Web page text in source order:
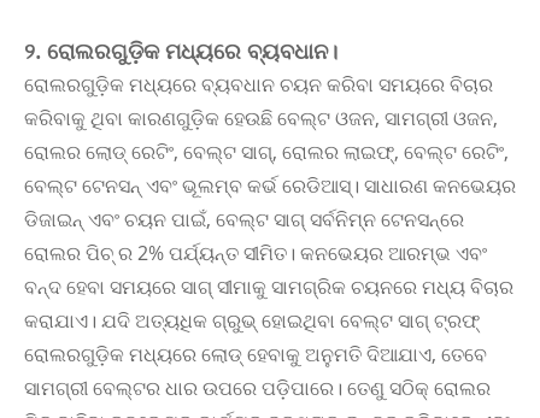
୨. ରୋଲରଗୁଡ଼ିକ ମଧ୍ୟରେ ବ୍ୟବଧାନ।
ରୋଲରଗୁଡ଼ିକ ମଧ୍ୟରେ ବ୍ୟବଧାନ ଚୟନ କରିବା ସମୟରେ ବିଚାର
କରିବାକୁ ଥିବା କାରଣଗୁଡ଼ିକ ହେଉଛି ବେଲ୍ଟ ଓଜନ, ସାମଗ୍ରୀ ଓଜନ,
ରୋଲର ଲୋଡ୍ ରେଟିଂ, ବେଲ୍ଟ ସାଗ୍, ରୋଲର ଲାଇଫ୍, ବେଲ୍ଟ ରେଟିଂ,
ବେଲ୍ଟ ଟେନସନ୍ ଏବଂ ଭୂଲମ୍ବ କର୍ଭ ରେଡିଆସ୍। ସାଧାରଣ କନଭେୟର
ଡିଜାଇନ୍ ଏବଂ ଚୟନ ପାଇଁ, ବେଲ୍ଟ ସାଗ୍ ସର୍ବନିମ୍ନ ଟେନସନ୍ରେ
ରୋଲର ପିଚ୍ ର 2% ପର୍ଯ୍ୟନ୍ତ ସୀମିତ। କନଭେୟର ଆରମ୍ଭ ଏବଂ
ବନ୍ଦ ହେବା ସମୟରେ ସାଗ୍ ସୀମାକୁ ସାମଗ୍ରିକ ଚୟନରେ ମଧ୍ୟ ବିଚାର
କରାଯାଏ। ଯଦି ଅତ୍ୟଧିକ ଗ୍ରୁଭ୍ ହୋଇଥିବା ବେଲ୍ଟ ସାଗ୍ ଟ୍ରଫ୍
ରୋଲରଗୁଡ଼ିକ ମଧ୍ୟରେ ଲୋଡ୍ ହେବାକୁ ଅନୁମତି ଦିଆଯାଏ, ତେବେ
ସାମଗ୍ରୀ ବେଲ୍ଟର ଧାର ଉପରେ ପଡ଼ିପାରେ। ତେଣୁ ସଠିକ୍ ରୋଲର